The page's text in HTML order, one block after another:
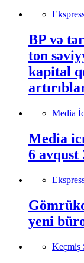
BP və
ton
kapital
Media
Media
6 avqust
yeni
Keçmiş